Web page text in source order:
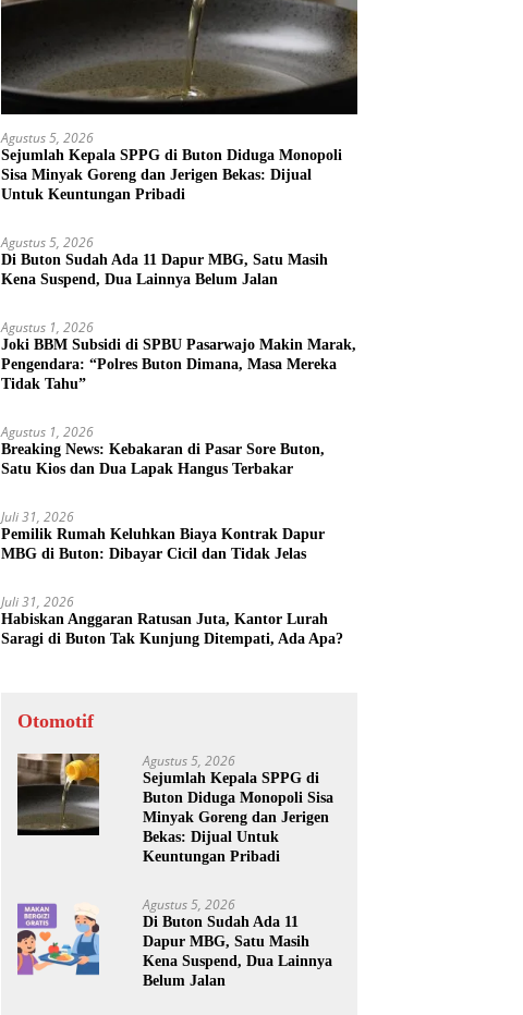
Agustus 5, 2026
Sejumlah Kepala SPPG di Buton Diduga Monopoli
Sisa Minyak Goreng dan Jerigen Bekas: Dijual
Untuk Keuntungan Pribadi
Agustus 5, 2026
Di Buton Sudah Ada 11 Dapur MBG, Satu Masih
Kena Suspend, Dua Lainnya Belum Jalan
Agustus 1, 2026
Joki BBM Subsidi di SPBU Pasarwajo Makin Marak,
Pengendara: “Polres Buton Dimana, Masa Mereka
Tidak Tahu”
Agustus 1, 2026
Breaking News: Kebakaran di Pasar Sore Buton,
Satu Kios dan Dua Lapak Hangus Terbakar
Juli 31, 2026
Pemilik Rumah Keluhkan Biaya Kontrak Dapur
MBG di Buton: Dibayar Cicil dan Tidak Jelas
Juli 31, 2026
Habiskan Anggaran Ratusan Juta, Kantor Lurah
Saragi di Buton Tak Kunjung Ditempati, Ada Apa?
Otomotif
Agustus 5, 2026
Sejumlah Kepala SPPG di
Buton Diduga Monopoli Sisa
Minyak Goreng dan Jerigen
Bekas: Dijual Untuk
Keuntungan Pribadi
Agustus 5, 2026
Di Buton Sudah Ada 11
Dapur MBG, Satu Masih
Kena Suspend, Dua Lainnya
Belum Jalan